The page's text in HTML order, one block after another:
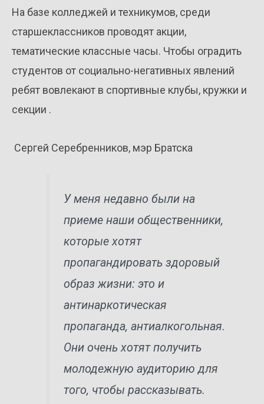
На базе колледжей и техникумов, среди
старшеклассников проводят акции,
тематические классные часы. Чтобы оградить
студентов от социально-негативных явлений
ребят вовлекают в спортивные клубы, кружки и
секции .
Сергей Серебренников, мэр Братска
У меня недавно были на
приеме наши общественники,
которые хотят
пропагандировать здоровый
образ жизни: это и
антинаркотическая
пропаганда, антиалкогольная.
Они очень хотят получить
молодежную аудиторию для
того, чтобы рассказывать.